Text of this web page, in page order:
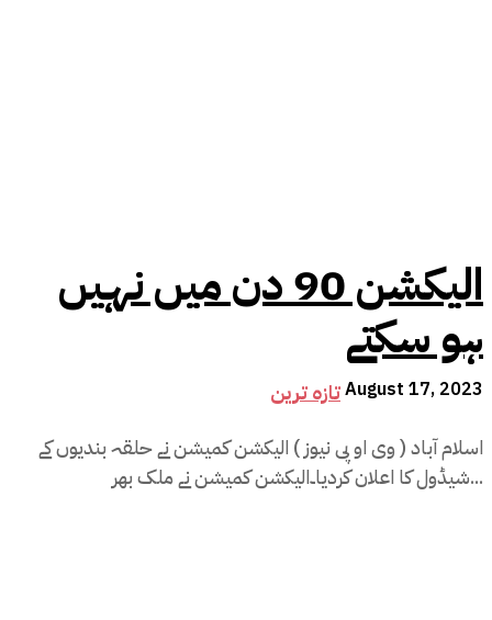
الیکشن 90 دن میں نہیں
ہو سکتے
تازہ ترینAugust 17, 2023
اسلام آباد ( وی او پی نیوز ) الیکشن کمیشن نے حلقہ بندیوں کے
شیڈول کا اعلان کردیا۔الیکشن کمیشن نے ملک بھر...